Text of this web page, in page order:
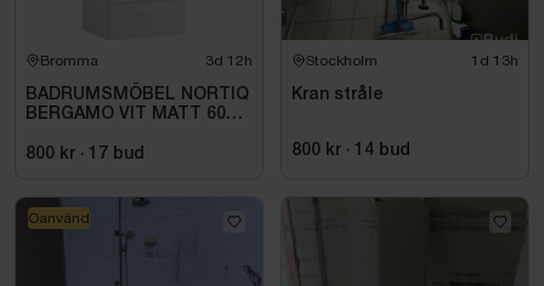
Bromma 3d 12h
BADRUMSMÖBEL NORTIQ
BERGAMO VIT MATT 60
800 kr · 17 bud
Stockholm 1d 13h
Kran stråle
800 kr · 14 bud
Oanvänd